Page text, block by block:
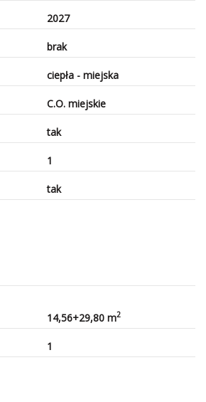
2027
brak
ciepła - miejska
C.O. miejskie
tak
1
tak
14,56+29,80 m2
1